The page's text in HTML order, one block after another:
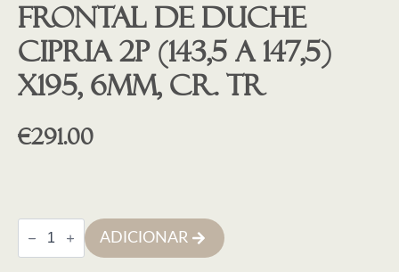
Frontal de duche
CIPRIA 2P (143,5 a 147,5)
x195, 6mm, cr. tr
€291.00
Quantidade
de
Frontal
ADICIONAR